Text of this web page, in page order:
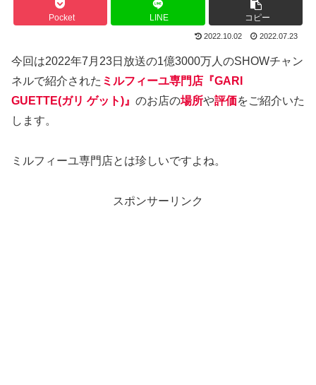
Pocket LINE コピー
2022.10.02 2022.07.23
今回は2022年7月23日放送の1億3000万人のSHOWチャン
ネルで紹介された ミルフィーユ専門店『GARI
GUETTE(ガリ ゲット)』 のお店の場所や評価をご紹介いた
します。
ミルフィーユ専門店とは珍しいですよね。
スポンサーリンク